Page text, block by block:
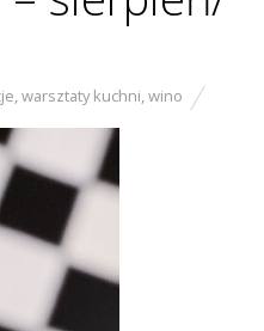
,warsztaty kuchni,wino